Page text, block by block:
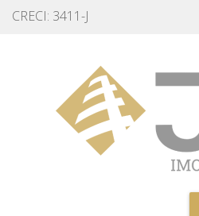
CRECI: 3411-J